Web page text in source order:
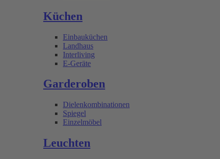
Küchen
Einbauküchen
Landhaus
Interliving
E-Geräte
Garderoben
Dielenkombinationen
Spiegel
Einzelmöbel
Leuchten